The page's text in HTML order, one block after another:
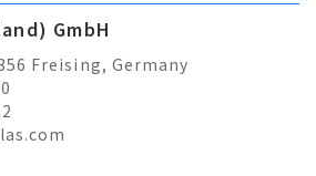
GmbH
Freising, Germany